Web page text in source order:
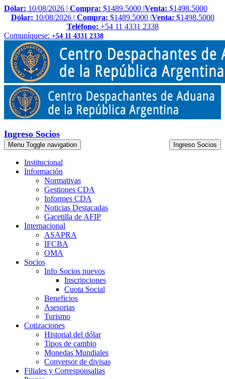
Dólar: 10/08/2026 | Compra: $1489.5000 |Venta: $1498.5000
Dólar: 10/08/2026 | Compra: $1489.5000 |Venta: $1498.5000
Teléfono: +54 11 4331 2338
Comuníquese: +54 11 4331 2338
Ingreso Socios
Menu Toggle navigation Ingreso Socios
Institucional
Información
Normativas
Gestiones CDA
Informes CDA
Noticias Destacadas
Gacetilla de AFIP
Internacional
ASAPRA
IFCBA
OMA
Socios
Info Socios nuevos
Inscripciones
Cuota Social
Beneficios
Asesorias
Turismo
Cotizaciones
Historial del dólar
Tipos de cambio
Monedas Mundiales
Conversor de divisas
Filiales y Corresponsalias